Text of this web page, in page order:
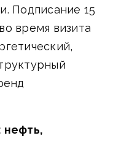
Подписание 15
время визита
нефть,